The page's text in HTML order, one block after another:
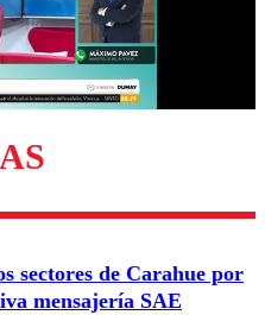
Enviar comentario
sectores de Carahue por
mensajería SAE